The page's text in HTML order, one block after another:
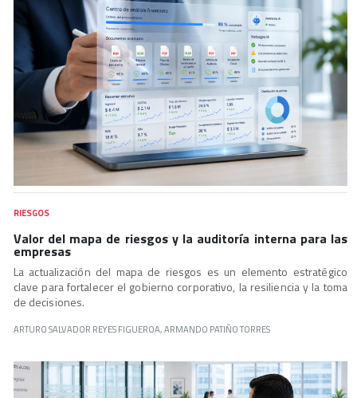
RIESGOS
Valor del mapa de riesgos y la auditoría interna para las
empresas
La actualización del mapa de riesgos es un elemento estratégico
clave para fortalecer el gobierno corporativo, la resiliencia y la toma
de decisiones.
ARTURO SALVADOR REYES FIGUEROA, ARMANDO PATIÑO TORRES